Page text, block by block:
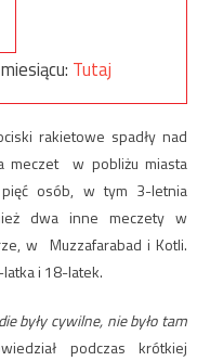
Tutaj
rakietowe spadły nad
meczet w pobliżu miasta
pięć osób, w tym 3-letnia
dwa inne meczety w
w Muzzafarabad i Kotli.
i 18-latek.
były cywilne, nie było tam
podczas krótkiej